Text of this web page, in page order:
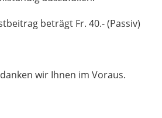
beträgt Fr. 40.- (Passiv)
wir Ihnen im Voraus.